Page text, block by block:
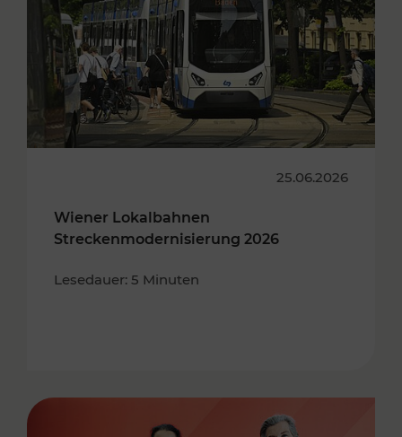
25.06.2026
Wiener Lokalbahnen
Streckenmodernisierung 2026
Lesedauer: 5 Minuten